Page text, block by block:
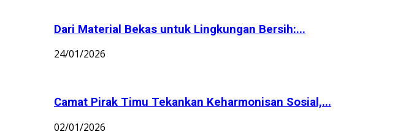
Dari Material Bekas untuk Lingkungan Bersih:...
24/01/2026
Camat Pirak Timu Tekankan Keharmonisan Sosial,...
02/01/2026